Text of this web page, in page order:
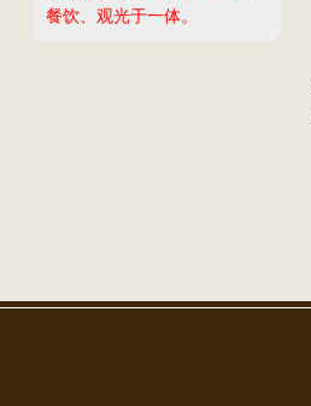
餐饮、观光于一体。